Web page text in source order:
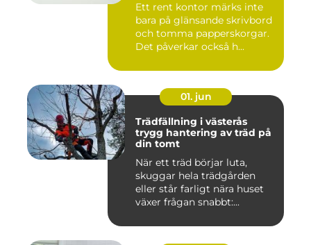
Ett rent kontor märks inte
bara på glänsande skrivbord
och tomma papperskorgar.
Det påverkar också h...
01. jun
Trädfällning i västerås
trygg hantering av träd på
din tomt
När ett träd börjar luta,
skuggar hela trädgården
eller står farligt nära huset
växer frågan snabbt:...